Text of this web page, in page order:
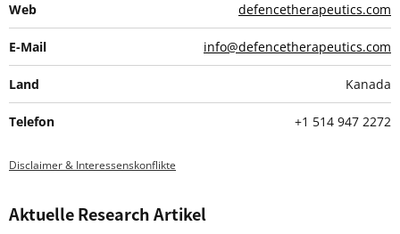
Web defencetherapeutics.com
E-Mail info@defencetherapeutics.com
Land Kanada
Telefon +1 514 947 2272
Disclaimer & Interessenskonflikte
Aktuelle Research Artikel